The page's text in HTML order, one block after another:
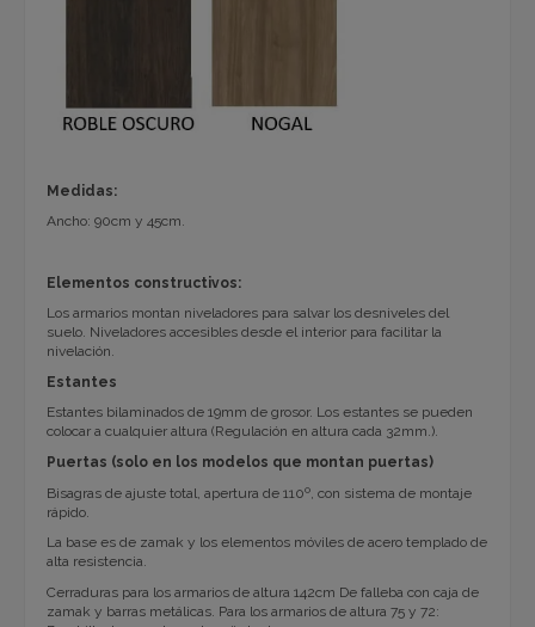
Medidas:
Ancho: 90cm y 45cm.
Elementos constructivos:
Los armarios montan niveladores para salvar los desniveles del
suelo. Niveladores accesibles desde el interior para facilitar la
nivelación.
Estantes
Estantes bilaminados de 19mm de grosor. Los estantes se pueden
colocar a cualquier altura (Regulación en altura cada 32mm.).
Puertas (solo en los modelos que montan puertas)
Bisagras de ajuste total, apertura de 110º, con sistema de montaje
rápido.
La base es de zamak y los elementos móviles de acero templado de
alta resistencia.
Cerraduras para los armarios de altura 142cm De falleba con caja de
zamak y barras metálicas. Para los armarios de altura 75 y 72: